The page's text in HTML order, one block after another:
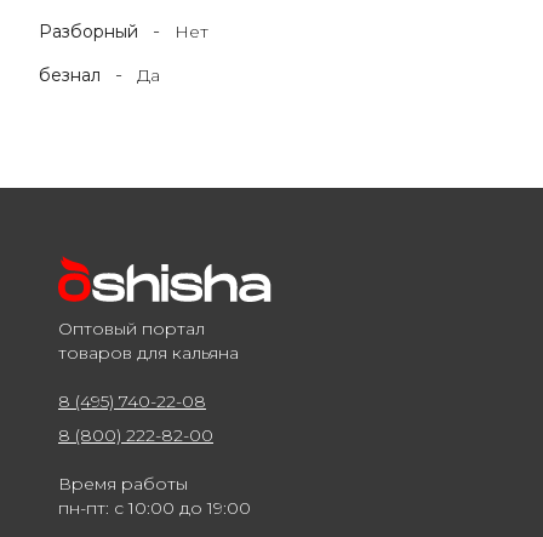
Разборный
-
Нет
безнал
- Да
Оптовый портал
товаров для кальяна
8 (495) 740-22-08
8 (800) 222-82-00
Время работы
пн-пт: с 10:00 до 19:00